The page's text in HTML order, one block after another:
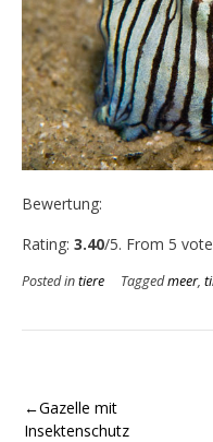
Bewertung:
Rate this item:
Rating: 3.40/5. From 5
Posted intiere Taggedmeer,
Gazelle mit
Insektenschutz